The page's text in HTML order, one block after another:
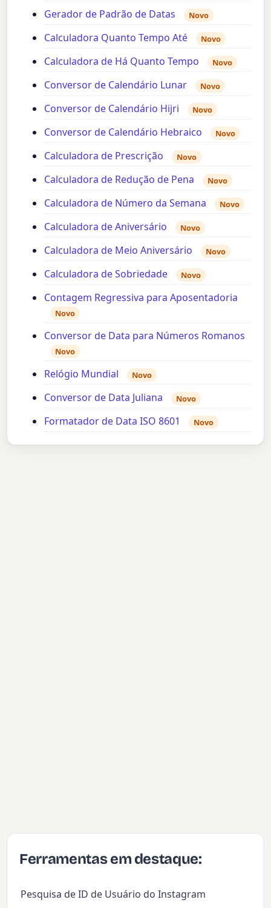
Gerador de Padrão de Datas Novo
Calculadora Quanto Tempo Até Novo
Calculadora de Há Quanto Tempo Novo
Conversor de Calendário Lunar Novo
Conversor de Calendário Hijri Novo
Conversor de Calendário Hebraico Novo
Calculadora de Prescrição Novo
Calculadora de Redução de Pena Novo
Calculadora de Número da Semana Novo
Calculadora de Aniversário Novo
Calculadora de Meio Aniversário Novo
Calculadora de Sobriedade Novo
Contagem Regressiva para Aposentadoria
Novo
Conversor de Data para Números Romanos
Novo
Relógio Mundial Novo
Conversor de Data Juliana Novo
Formatador de Data ISO 8601 Novo
Ferramentas em destaque:
Pesquisa de ID de Usuário do Instagram